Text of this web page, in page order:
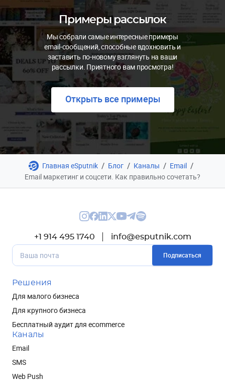
Примеры рассылок
Мы собрали самые интересные примеры
email-сообщений, способные вдохновить и
заставить по-новому взглянуть на ваши
рассылки. Приятного вам просмотра!
Открыть все примеры
Главная eSputnik / Блог / Каналы / Email /
Email маркетинг и соцсети. Как правильно сочетать?
+1 914 495 1740 info@esputnik.com
Подписаться
Решения
Для малого бизнеса
Для крупного бизнеса
Бесплатный аудит для ecommerce
Каналы
Email
SMS
Web Push